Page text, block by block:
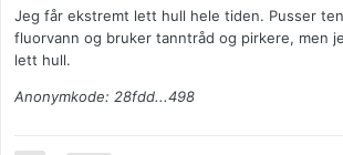
Jeg får ekstremt lett hull hele tiden. Pusser
fluorvann og bruker tanntråd og pirkere, men
lett hull.
Anonymkode: 28fdd...498